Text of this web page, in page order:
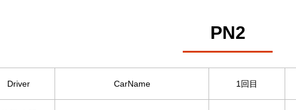
PN2
Driver CarName 1回目